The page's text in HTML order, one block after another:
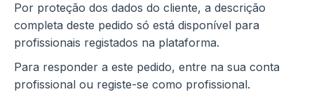
Por proteção dos dados do cliente, a descrição
completa deste pedido só está disponível para
profissionais registados na plataforma.
Para responder a este pedido, entre na sua conta
profissional ou registe-se como profissional.